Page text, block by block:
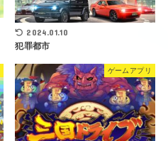
2024.01.10
犯罪都市
ゲームアプリ